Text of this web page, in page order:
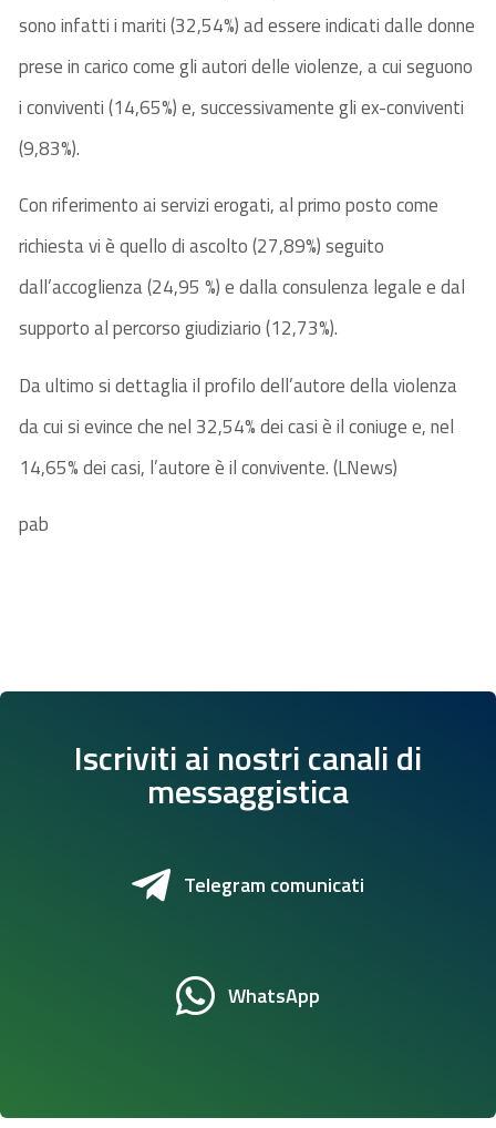
sono infatti i mariti (32,54%) ad essere indicati dalle donne
prese in carico come gli autori delle violenze, a cui seguono
i conviventi (14,65%) e, successivamente gli ex-conviventi
(9,83%).
Con riferimento ai servizi erogati, al primo posto come
richiesta vi è quello di ascolto (27,89%) seguito
dall’accoglienza (24,95 %) e dalla consulenza legale e dal
supporto al percorso giudiziario (12,73%).
Da ultimo si dettaglia il profilo dell’autore della violenza
da cui si evince che nel 32,54% dei casi è il coniuge e, nel
14,65% dei casi, l’autore è il convivente. (LNews)
pab
Iscriviti ai nostri canali di
messaggistica
Telegram comunicati
WhatsApp